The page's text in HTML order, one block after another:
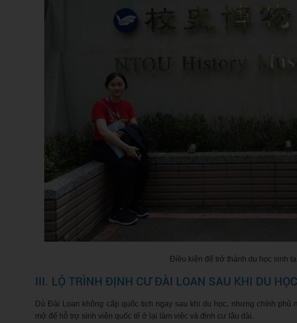
Điều kiện để trở thành du học sinh
III. LỘ TRÌNH ĐỊNH CƯ ĐÀI LOAN SAU KHI DU
Dù Đài Loan không cấp quốc tịch ngay sau khi du học, nhưng chính
mở để hỗ trợ sinh viên quốc tế ở lại làm việc và định cư lâu dài.